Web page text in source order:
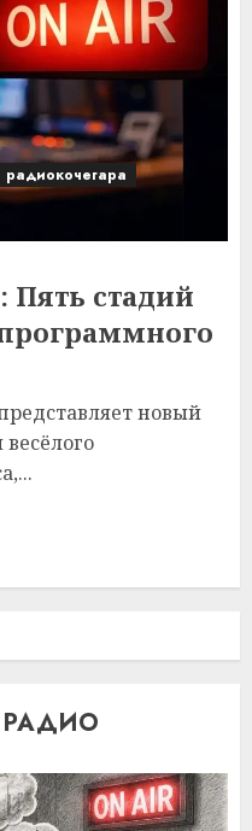
радиокочегара
Пять стадий
новый